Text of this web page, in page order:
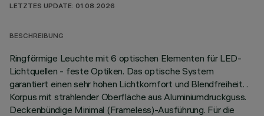
LETZTES UPDATE: 01.08.2026
BESCHREIBUNG
Ringförmige Leuchte mit 6 optischen Elementen für LED-
Lichtquellen - feste Optiken. Das optische System
garantiert einen sehr hohen Lichtkomfort und Blendfreiheit. .
Korpus mit strahlender Oberfläche aus Aluminiumdruckguss.
Deckenbündige Minimal (Frameless)-Ausführung. Für die